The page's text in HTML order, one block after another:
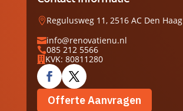
Regulusweg 11, 2516 AC Den Haag
info@renovatienu.nl
085 212 5566
 KVK: 80811280
Offerte Aanvragen